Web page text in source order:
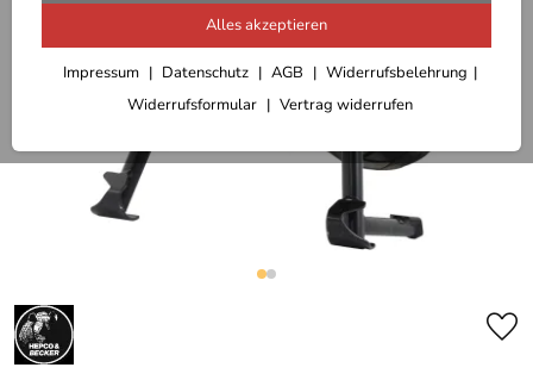
Alles akzeptieren
Impressum Datenschutz AGB
Widerrufsbelehrung
Widerrufsformular
Vertrag widerrufen